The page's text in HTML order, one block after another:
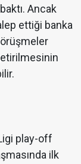
Ancak
ettiği banka
play-off
ilk